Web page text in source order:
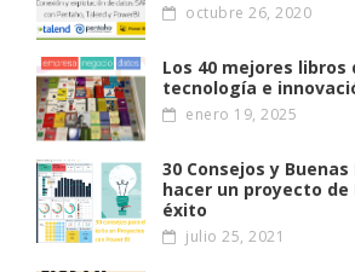
octubre 26, 2020
Los 40 mejores libros
tecnología e
enero 19, 2025
30 Consejos y
hacer un proyecto de
éxito
julio 25, 2021